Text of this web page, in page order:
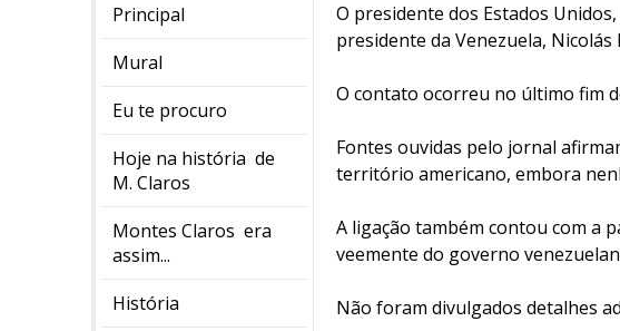
Principal
Mural
Eu te procuro
Hoje na história de
M. Claros
Montes Claros era
assim...
História
O presidente dos Estados
presidente da Venezuela,
O contato ocorreu no último fim
Fontes ouvidas pelo jornal
território americano, embora
A ligação também contou com a
veemente do governo
Não foram divulgados detalhes